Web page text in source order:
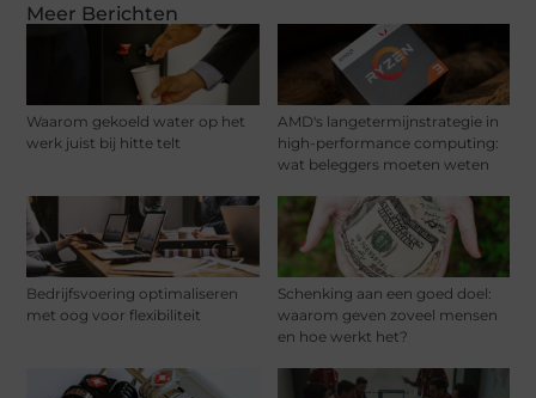
Meer Berichten
Waarom gekoeld water op het
werk juist bij hitte telt
AMD's langetermijnstrategie in
high-performance computing:
wat beleggers moeten weten
Bedrijfsvoering optimaliseren
met oog voor flexibiliteit
Schenking aan een goed doel:
waarom geven zoveel mensen
en hoe werkt het?